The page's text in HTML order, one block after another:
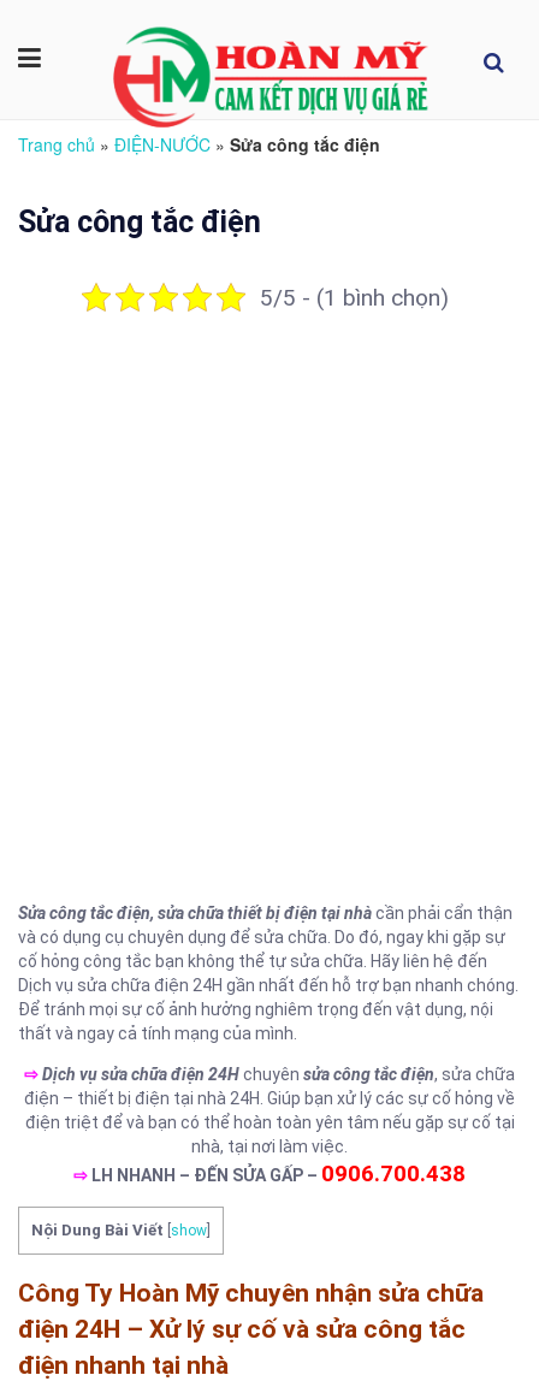
Trang chủ » ĐIỆN-NƯỚC » Sửa công tắc điện
Sửa công tắc điện
5/5 - (1 bình chọn)
Sửa công tắc điện, sửa chữa thiết bị điện tại nhàcần phải cẩn thận
và có dụng cụ chuyên dụng để sửa chữa. Do đó, ngay khi gặp sự
cố hỏng công tắc bạn không thể tự sửa chữa. Hãy liên hệ đến
Dịch vụ sửa chữa điện 24H gần nhất đến hỗ trợ bạn nhanh chóng.
Để tránh mọi sự cố ảnh hưởng nghiêm trọng đến vật dụng, nội
thất và ngay cả tính mạng của mình.
⇨Dịch vụ sửa chữa điện 24Hchuyên sửa công tắc điện, sửa chữa
điện – thiết bị điện tại nhà 24H. Giúp bạn xử lý các sự cố hỏng về
điện triệt để và bạn có thể hoàn toàn yên tâm nếu gặp sự cố tại
nhà, tại nơi làm việc.
⇨ LH NHANH – ĐẾN SỬA GẤP – 0906.700.438
Nội Dung Bài Viết show
Công Ty Hoàn Mỹ chuyên nhận sửa chữa
điện 24H – Xử lý sự cố và sửa công tắc
điện nhanh tại nhà